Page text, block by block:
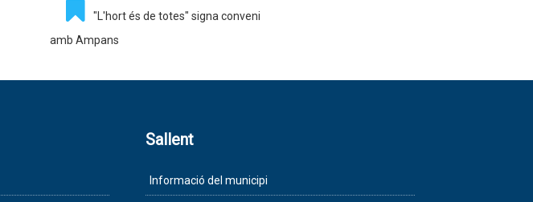
"L'hort és de totes" signa conveni
amb Ampans
Sallent
Informació del municipi